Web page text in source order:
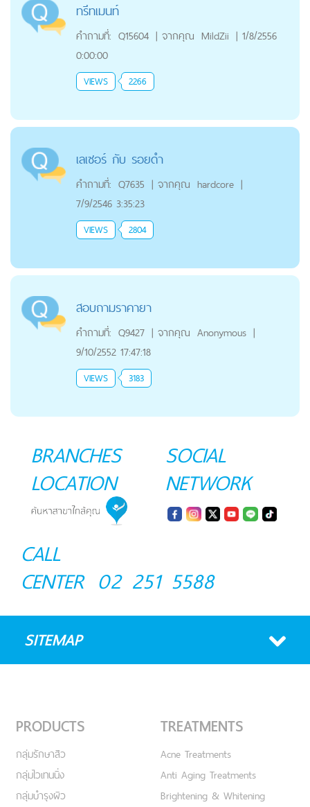
ทรีทเมนท์
คำถามที่: Q15604 | จากคุณ MildZii | 1/8/2556
0:00:00
VIEWS 2266
เลเซอร์ กับ รอยดำ
คำถามที่: Q7635 | จากคุณ hardcore |
7/9/2546 3:35:23
VIEWS 2804
สอบถามราคายา
คำถามที่: Q9427 | จากคุณ Anonymous |
9/10/2552 17:47:18
VIEWS 3183
BRANCHES
LOCATION
SOCIAL
NETWORK
CALL
CENTER 02 251 5588
SITEMAP
PRODUCTS
กลุ่มรักษาสิว
กลุ่มไวเทนนิ่ง
กลุ่มบำรุงผิว
TREATMENTS
Acne Treatments
Anti Aging Treatments
Brightening & Whitening